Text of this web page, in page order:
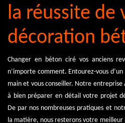
la réussite de
décoration
Changer en béton ciré vos anciens
n’importe comment. Entourez-vous
main et vous conseiller. Notre entreprise
à bien préparer en détail votre projet
De par nos nombreuses pratiques et
la matière, nous resterons votre